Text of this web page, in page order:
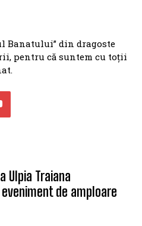
Banatului” din dragoste
pentru că suntem cu toții
Ulpia Traiana
de amploare